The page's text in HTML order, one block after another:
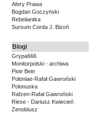
Afery Prawa
Bogdan Goczyński
Rebeliantka
Sursum Corda J. Bizoń
Blogi
Grypa666
Monitorpolski - archiwa
Piotr Bein
Poloniae-Rafał Gawroński
Polonuska
Rafzen-Rafał Gawroński
Riese - Dariusz Kwiecień
Zenobiusz